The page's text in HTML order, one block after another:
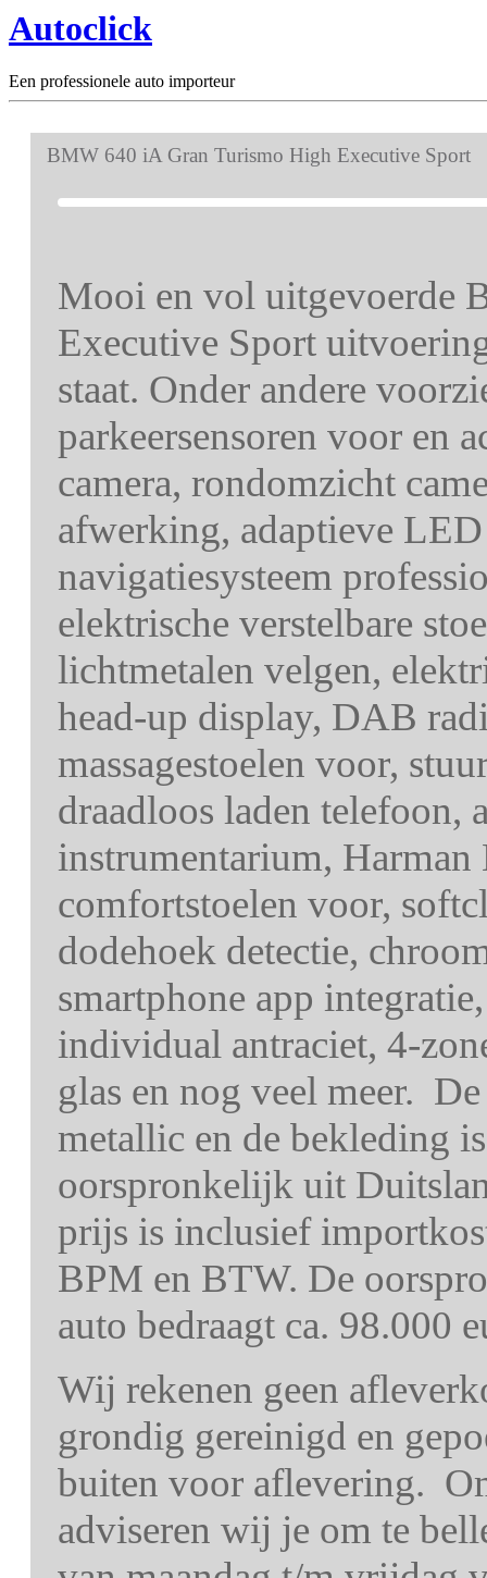
Autoclick
Een professionele auto importeur
BMW 640 iA Gran Turismo High Executive Sport
Mooi en vol uitgevoerde
Executive Sport
staat. Onder andere
parkeersensoren voor en
camera, rondomzicht
afwerking, adaptieve
navigatiesysteem
elektrische verstelbare
lichtmetalen velgen,
head-up display, DAB
massagestoelen voor,
draadloos laden telefoon,
instrumentarium,
comfortstoelen voor,
dodehoek detectie,
smartphone app
individual antraciet, 4-
glas en nog veel meer.
metallic en de bekleding
oorspronkelijk uit
prijs is inclusief
BPM en BTW. De
auto bedraagt ca. 98.000
Wij rekenen geen
grondig gereinigd en
buiten voor aflevering.
adviseren wij je om te